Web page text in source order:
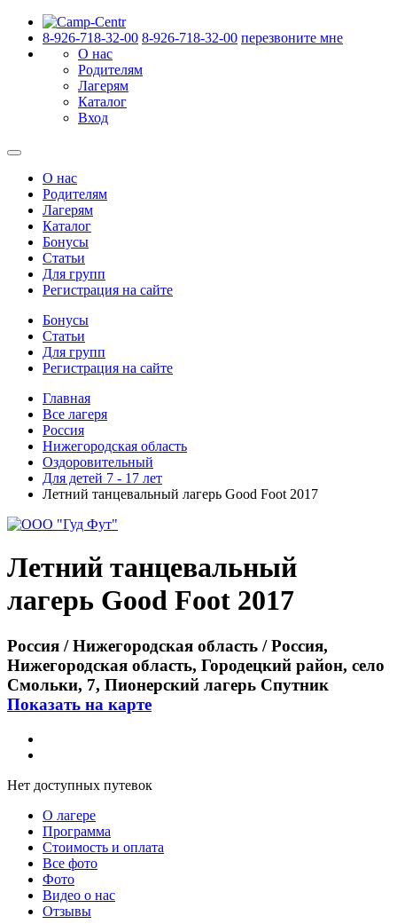
8-926-718-32-00 8-926-718-32-00 перезвоните мне
О нас
Родителям
Лагерям
Каталог
Вход
О нас
Родителям
Лагерям
Каталог
Бонусы
Статьи
Для групп
Регистрация на сайте
Бонусы
Статьи
Для групп
Регистрация на сайте
Главная
Все лагеря
Россия
Нижегородская область
Оздоровительный
Для детей 7 - 17 лет
Летний танцевальный лагерь Good Foot 2017
Летний танцевальный
лагерь Good Foot 2017
Россия / Нижегородская область / Россия,
Нижегородская область, Городецкий район, село
Смольки, 7, Пионерский лагерь Спутник
Показать на карте
Нет доступных путевок
О лагере
Программа
Стоимость и оплата
Все фото
Фото
Видео о нас
Отзывы